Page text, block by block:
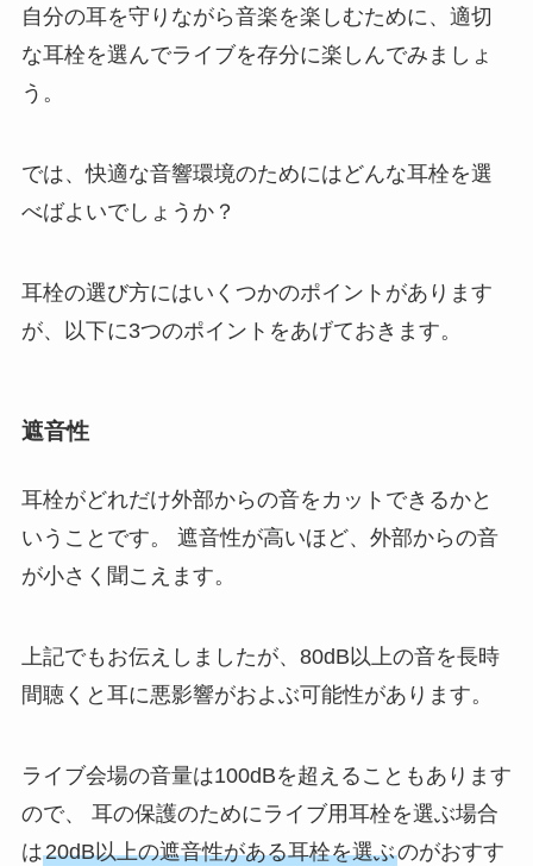
自分の耳を守りながら音楽を楽しむために、適切
な耳栓を選んでライブを存分に楽しんでみましょ
う。
では、快適な音響環境のためにはどんな耳栓を選
べばよいでしょうか？
耳栓の選び方にはいくつかのポイントがあります
が、以下に3つのポイントをあげておきます。
遮音性
耳栓がどれだけ外部からの音をカットできるかと
いうことです。 遮音性が高いほど、外部からの音
が小さく聞こえます。
上記でもお伝えしましたが、80dB以上の音を長時
間聴くと耳に悪影響がおよぶ可能性があります。
ライブ会場の音量は100dBを超えることもあります
ので、 耳の保護のためにライブ用耳栓を選ぶ場合
は20dB以上の遮音性がある耳栓を選ぶのがおすす